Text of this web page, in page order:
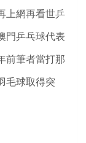
上網再看世乒
門乒乓球代表
前筆者當打那
毛球取得突